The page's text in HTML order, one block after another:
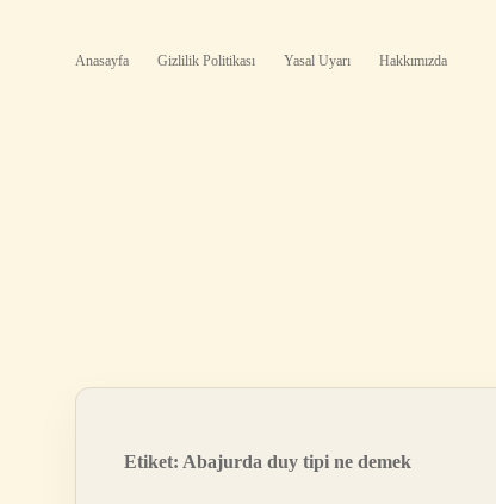
Anasayfa Gizlilik Politikası Yasal Uyarı Hakkımızda
Etiket: Abajurda duy tipi ne demek